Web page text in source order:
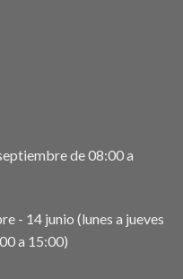
de 08:00 a
- 14 junio (lunes a jueves
a 15:00)